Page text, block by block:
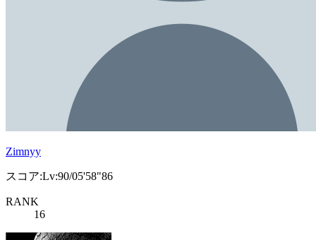
Zimnyy
スコア:Lv:90/05'58"86
RANK
16